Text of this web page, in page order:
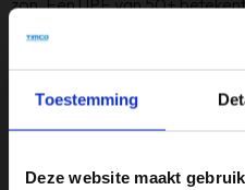
Toestemming
Deze website maakt
straling het doek penetreert,
Stevig aluminium frame
lichtgewicht structuur. Het